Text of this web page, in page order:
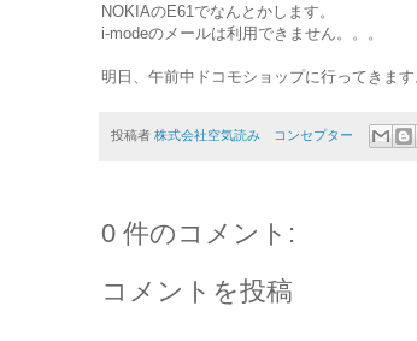
NOKIAのE61でなんとかします。
i-modeのメールは利用できません。。。
明日、午前中ドコモショップに行ってきます
投稿者 株式会社空気読み コンセプター
0 件のコメント:
コメントを投稿